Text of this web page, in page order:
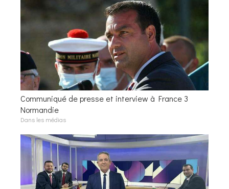
Communiqué de presse et interview à France 3
Normandie
Dans les médias